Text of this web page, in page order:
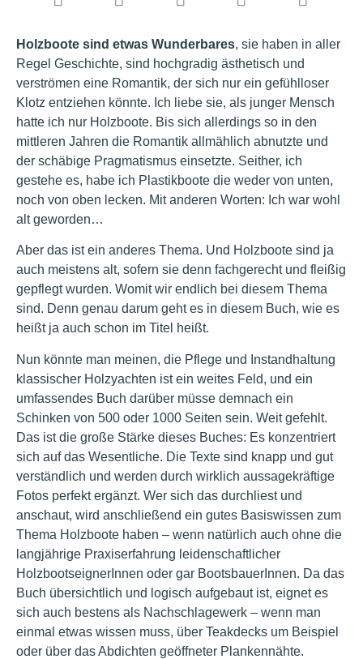
Holzboote sind etwas Wunderbares, sie haben in aller
Regel Geschichte, sind hochgradig ästhetisch und
verströmen eine Romantik, der sich nur ein gefühlloser
Klotz entziehen könnte. Ich liebe sie, als junger Mensch
hatte ich nur Holzboote. Bis sich allerdings so in den
mittleren Jahren die Romantik allmählich abnutzte und
der schäbige Pragmatismus einsetzte. Seither, ich
gestehe es, habe ich Plastikboote die weder von unten,
noch von oben lecken. Mit anderen Worten: Ich war wohl
alt geworden…
Aber das ist ein anderes Thema. Und Holzboote sind ja
auch meistens alt, sofern sie denn fachgerecht und fleißig
gepflegt wurden. Womit wir endlich bei diesem Thema
sind. Denn genau darum geht es in diesem Buch, wie es
heißt ja auch schon im Titel heißt.
Nun könnte man meinen, die Pflege und Instandhaltung
klassischer Holzyachten ist ein weites Feld, und ein
umfassendes Buch darüber müsse demnach ein
Schinken von 500 oder 1000 Seiten sein. Weit gefehlt.
Das ist die große Stärke dieses Buches: Es konzentriert
sich auf das Wesentliche. Die Texte sind knapp und gut
verständlich und werden durch wirklich aussagekräftige
Fotos perfekt ergänzt. Wer sich das durchliest und
anschaut, wird anschließend ein gutes Basiswissen zum
Thema Holzboote haben – wenn natürlich auch ohne die
langjährige Praxiserfahrung leidenschaftlicher
HolzbootseignerInnen oder gar BootsbauerInnen. Da das
Buch übersichtlich und logisch aufgebaut ist, eignet es
sich auch bestens als Nachschlagewerk – wenn man
einmal etwas wissen muss, über Teakdecks um Beispiel
oder über das Abdichten geöffneter Plankennähte.